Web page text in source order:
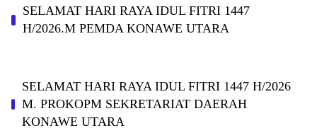
SELAMAT HARI RAYA IDUL FITRI 1447
H/2026.M PEMDA KONAWE UTARA
SELAMAT HARI RAYA IDUL FITRI 1447 H/2026
M. PROKOPM SEKRETARIAT DAERAH
KONAWE UTARA